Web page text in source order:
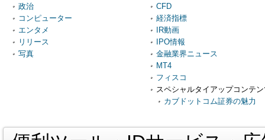
政治
コンピューター
エンタメ
リリース
写真
CFD
経済指標
IR動画
IPO情報
金融業界ニュース
MT4
フィスコ
スペシャルタイアップコンテ
カブドットコム証券の魅力